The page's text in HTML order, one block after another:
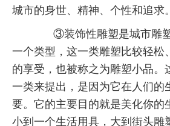
城市的身世、精神、个性和追求。
③装饰性雕塑是城市雕塑
一个类型，这一类雕塑比较轻松
的享受，也被称之为雕塑小品。
一类来提出，是因为它在人们的
要。它的主要目的就是美化你的
小到一个生活用具，大到街头雕